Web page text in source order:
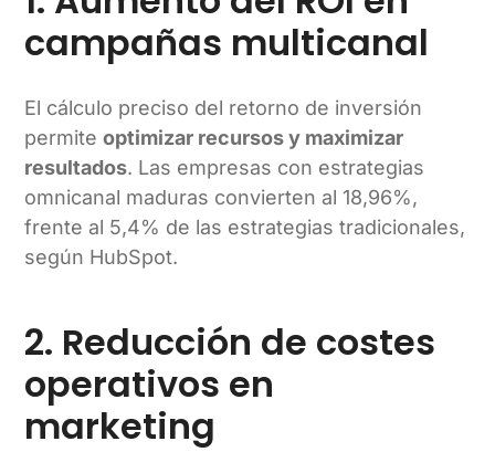
campañas multicanal
El cálculo preciso del retorno de inversión
permiteoptimizar recursos y maximizar
resultados. Las empresas con estrategias
omnicanal maduras convierten al 18,96%,
frente al 5,4% de las estrategias tradicionales,
según HubSpot.
2. Reducción de costes
operativos en
marketing